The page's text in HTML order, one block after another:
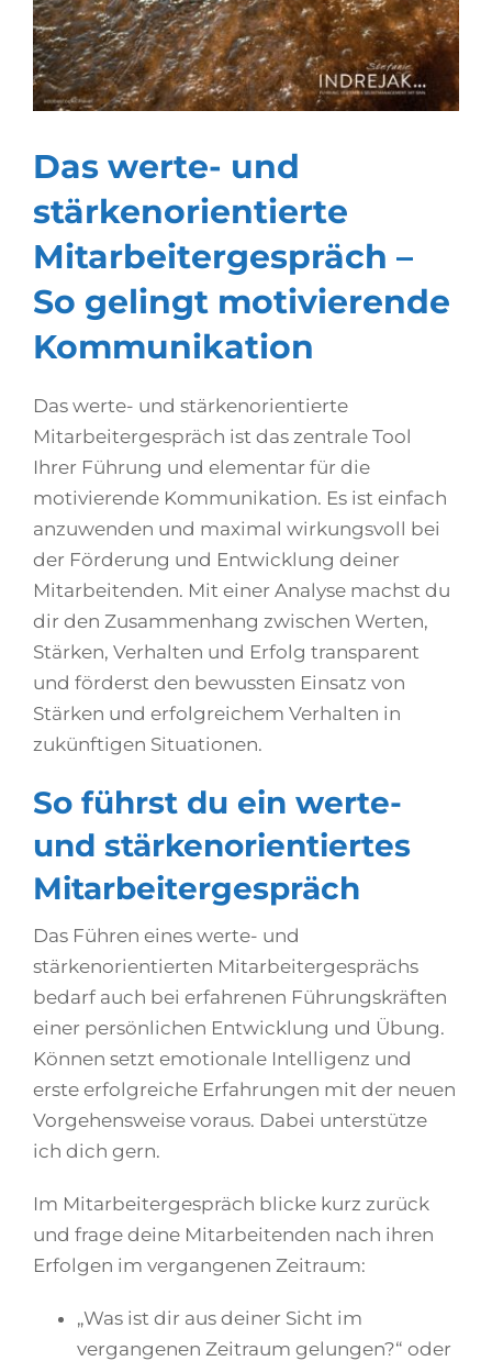
Das werte- und
stärkenorientierte
Mitarbeitergespräch –
So gelingt motivierende
Kommunikation
Das werte- und stärkenorientierte
Mitarbeitergespräch ist das zentrale Tool
Ihrer Führung und elementar für die
motivierende Kommunikation. Es ist einfach
anzuwenden und maximal wirkungsvoll bei
der Förderung und Entwicklung deiner
Mitarbeitenden. Mit einer Analyse machst du
dir den Zusammenhang zwischen Werten,
Stärken, Verhalten und Erfolg transparent
und förderst den bewussten Einsatz von
Stärken und erfolgreichem Verhalten in
zukünftigen Situationen.
So führst du ein werte-
und stärkenorientiertes
Mitarbeitergespräch
Das Führen eines werte- und
stärkenorientierten Mitarbeitergesprächs
bedarf auch bei erfahrenen Führungskräften
einer persönlichen Entwicklung und Übung.
Können setzt emotionale Intelligenz und
erste erfolgreiche Erfahrungen mit der neuen
Vorgehensweise voraus. Dabei unterstütze
ich dich gern.
Im Mitarbeitergespräch blicke kurz zurück
und frage deine Mitarbeitenden nach ihren
Erfolgen im vergangenen Zeitraum:
„Was ist dir aus deiner Sicht im
vergangenen Zeitraum gelungen?“ oder